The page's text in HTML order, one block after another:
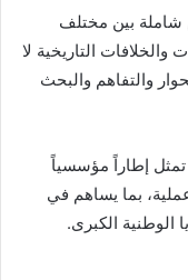
شاملة بين مختلف
والخلافات التاريخية لا
والتفاهم والبحث
إطاراً مؤسسياً
بما يساهم في
الوطنية الكبرى.